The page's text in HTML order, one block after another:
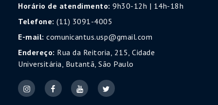
Horário de atendimento: 9h30-12h | 14h-18h
Telefone: (11) 3091-4005
E-mail: comunicantus.usp@gmail.com
Endereço: Rua da Reitoria, 215, Cidade
Universitária, Butantã, São Paulo